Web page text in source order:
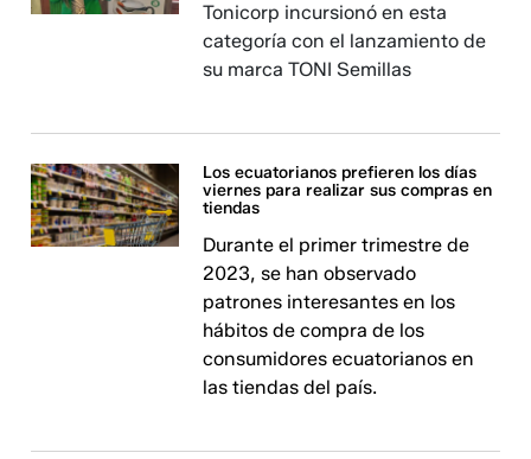
Tonicorp incursionó en esta
categoría con el lanzamiento de
su marca TONI Semillas
Los ecuatorianos prefieren los días
viernes para realizar sus compras en
tiendas
Durante el primer trimestre de
2023, se han observado
patrones interesantes en los
hábitos de compra de los
consumidores ecuatorianos en
las tiendas del país.